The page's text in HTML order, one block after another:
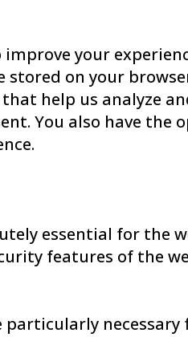
improve your
stored on your
help us analyze
You also have
essential for
features of the
particularly